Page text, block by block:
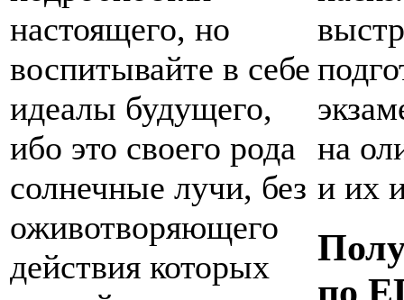
настоящего, но
воспитывайте в себе
идеалы будущего,
ибо это своего рода
солнечные лучи, без
оживотворяющего
действия которых
на
и их
по